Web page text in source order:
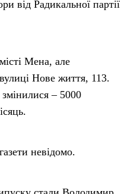
від Радикальної партії
Мена, але
Нове життя, 113.
– 5000
невідомо.